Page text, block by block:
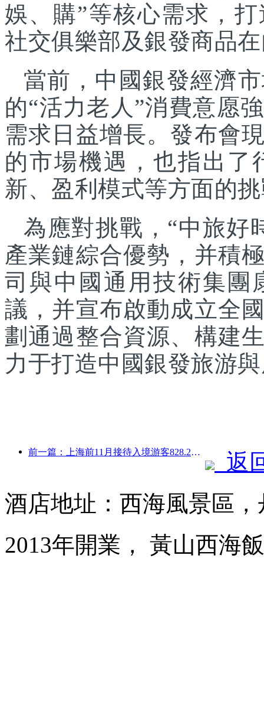
娛、購”等核心需求，
社交俱樂部及銀發商品
當前，中國銀發經濟
的“活力老人”消費意愿
需求日益增長。發布會
的市場機遇，也指出了
新、盈利模式等方面的
為應對挑戰，“中旅好
產業鏈綜合優勢，并積
司與中國通用技術集團
議，并宣布啟動成立全
劃通過整合資源、構建
力于打造中國銀發旅游
前一篇：上海前11月接待入境游客828.2萬人次，超越年初預期
返
酒店地址：西海風景區
2013年開業， 黃山西